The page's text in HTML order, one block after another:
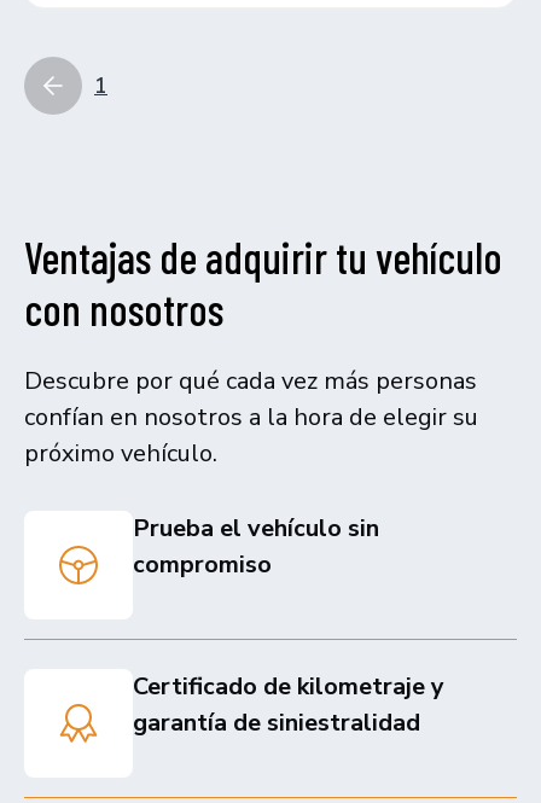
1
Ventajas de adquirir tu vehículo
con nosotros
Descubre por qué cada vez más personas
confían en nosotros a la hora de elegir su
próximo vehículo.
Prueba el vehículo sin
compromiso
Certificado de kilometraje y
garantía de siniestralidad